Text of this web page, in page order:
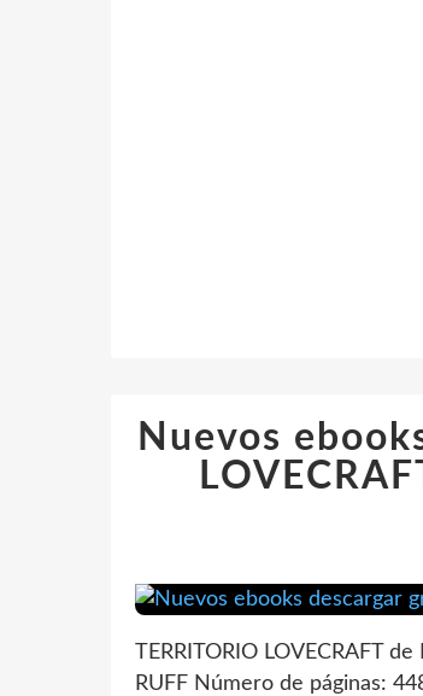
Nuevos
TERRITORIO LOVECRAFT
RUFF Número de páginas: